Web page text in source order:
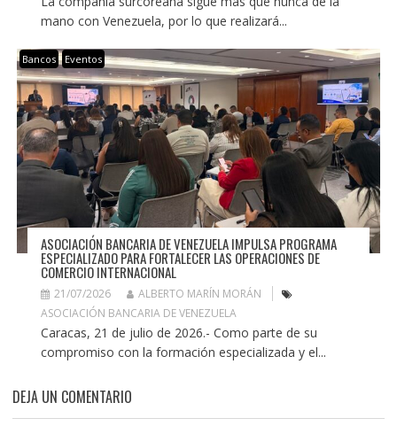
mano con Venezuela, por lo que realizará...
Bancos Eventos
ASOCIACIÓN BANCARIA DE VENEZUELA IMPULSA PROGRAMA
ESPECIALIZADO PARA FORTALECER LAS OPERACIONES DE
COMERCIO INTERNACIONAL
21/07/2026
ALBERTO MARÍN MORÁN
ASOCIACIÓN BANCARIA DE VENEZUELA
Caracas, 21 de julio de 2026.- Como parte de su
compromiso con la formación especializada y el...
DEJA UN COMENTARIO